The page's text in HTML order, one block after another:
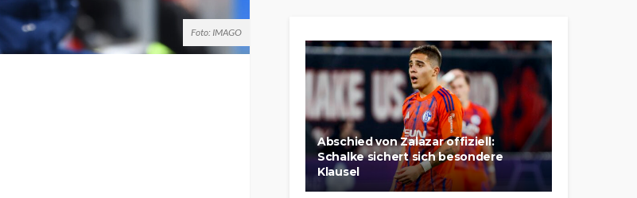
Foto: IMAGO
Abschied von Zalazar offiziell:
Schalke sichert sich besondere
Klausel